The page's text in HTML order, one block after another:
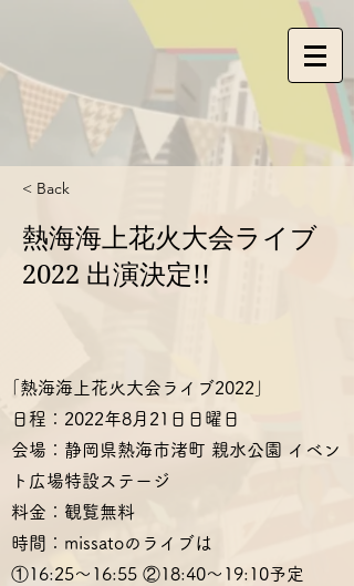
< Back
熱海海上花火大会ライブ
2022 出演決定!!
｢熱海海上花火大会ライブ2022｣
日程：2022年8月21日日曜日
会場：静岡県熱海市渚町 親水公園 イベン
ト広場特設ステージ
料金：観覧無料
時間：missatoのライブは
①16:25～16:55 ②18:40～19:10予定